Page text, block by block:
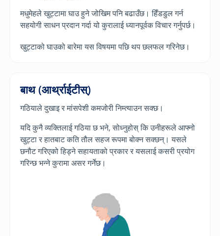
मधुमेहले खुट्टामा घाउ हुने जोखिम पनि बढाउँछ। हिँडडुल गर्न
सहयोगी साधन प्रदान गर्दा यो कुरालाई ध्यानपूर्वक विचार गर्नुपर्छ।
खुट्टाको घाउको बारेमा यस विषयमा पछि थप छलफल गरिनेछ।
बाथ (आर्थ्राईटीस्)
गठियाले दुखाइ र मांसपेशी कमजोरी निम्त्याउन सक्छ।
यदि कुनै व्यक्तिलाई गठिया छ भने, सोध्नुहोस् कि उनीहरूले आफ्नो
खुट्टा र हातबाट कति तौल सहज रूपमा बोक्न सक्छन्। यसले
छनौट गरिएको हिड्ने सहायताको प्रकार र यसलाई कसरी प्रयोग
गरिन्छ भन्ने कुरामा असर गर्नेछ।